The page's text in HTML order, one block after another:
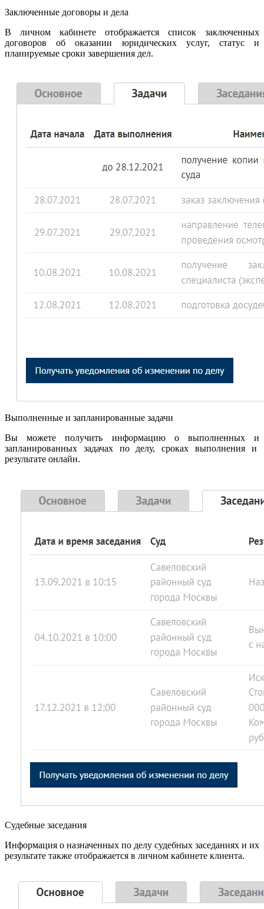
Заключенные договоры и дела
В личном кабинете отображается список заключенных
договоров об оказании юридических услуг, статус и
планируемые сроки завершения дел.
Выполненные и запланированные задачи
Вы можете получить информацию о выполненных и
запланированных задачах по делу, сроках выполнения и
результате онлайн.
Судебные заседания
Информация о назначенных по делу судебных заседаниях и их
результате также отображается в личном кабинете клиента.